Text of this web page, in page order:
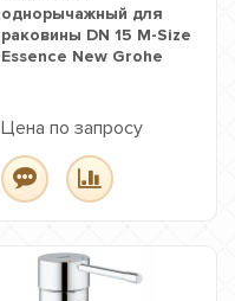
однорычажный для
раковины DN 15 M-Size
Essence New Grohe
Цена по запросу